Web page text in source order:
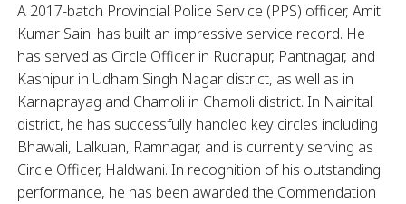
A 2017-batch Provincial Police Service (PPS) officer, Amit
Kumar Saini has built an impressive service record. He
has served as Circle Officer in Rudrapur, Pantnagar, and
Kashipur in Udham Singh Nagar district, as well as in
Karnaprayag and Chamoli in Chamoli district. In Nainital
district, he has successfully handled key circles including
Bhawali, Lalkuan, Ramnagar, and is currently serving as
Circle Officer, Haldwani. In recognition of his outstanding
performance, he has been awarded the Commendation